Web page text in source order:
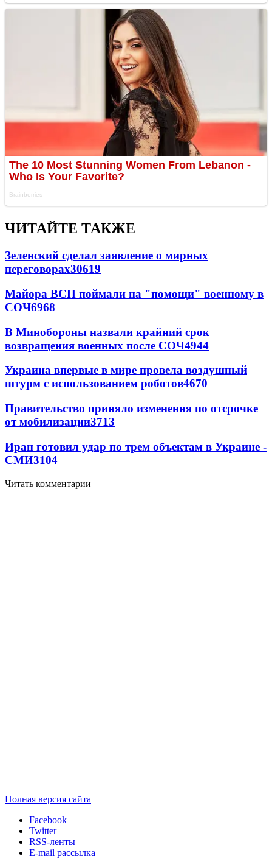
ЧИТАЙТЕ ТАКЖЕ
Зеленский сделал заявление о мирных
переговорах30619
Майора ВСП поймали на "помощи" военному в
СОЧ6968
В Минобороны назвали крайний срок
возвращения военных после СОЧ4944
Украина впервые в мире провела воздушный
штурм с использованием роботов4670
Правительство приняло изменения по отсрочке
от мобилизации3713
Иран готовил удар по трем объектам в Украине -
СМИ3104
Читать комментарии
Полная версия сайта
Facebook
Twitter
RSS-ленты
E-mail рассылка